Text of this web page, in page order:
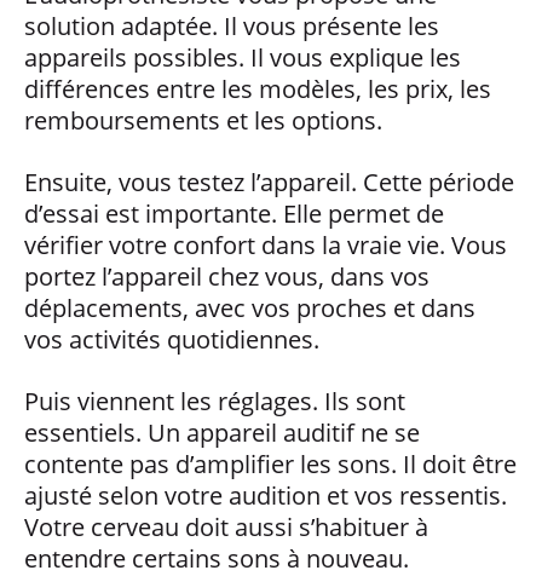
solution adaptée. Il vous présente les
appareils possibles. Il vous explique les
différences entre les modèles, les prix, les
remboursements et les options.
Ensuite, vous testez l’appareil. Cette période
d’essai est importante. Elle permet de
vérifier votre confort dans la vraie vie. Vous
portez l’appareil chez vous, dans vos
déplacements, avec vos proches et dans
vos activités quotidiennes.
Puis viennent les réglages. Ils sont
essentiels. Un appareil auditif ne se
contente pas d’amplifier les sons. Il doit être
ajusté selon votre audition et vos ressentis.
Votre cerveau doit aussi s’habituer à
entendre certains sons à nouveau.